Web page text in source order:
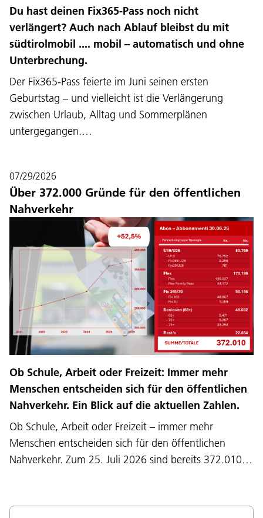
Du hast deinen Fix365-Pass noch nicht
verlängert? Auch nach Ablauf bleibst du mit
südtirolmobil .... mobil – automatisch und ohne
Unterbrechung.
Der Fix365-Pass feierte im Juni seinen ersten
Geburtstag – und vielleicht ist die Verlängerung
zwischen Urlaub, Alltag und Sommerplänen
untergegangen.…
07/29/2026
Über 372.000 Gründe für den öffentlichen
Nahverkehr
Ob Schule, Arbeit oder Freizeit: Immer mehr
Menschen entscheiden sich für den öffentlichen
Nahverkehr. Ein Blick auf die aktuellen Zahlen.
Ob Schule, Arbeit oder Freizeit – immer mehr
Menschen entscheiden sich für den öffentlichen
Nahverkehr. Zum 25. Juli 2026 sind bereits 372.010…